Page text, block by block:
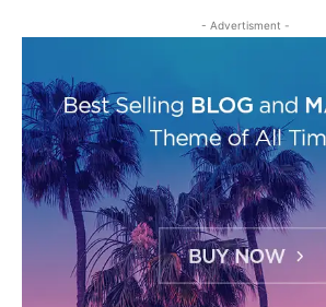
- Advertisment -